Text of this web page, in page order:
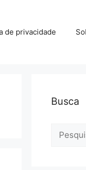
de privacidade
Busca
Pesquisar